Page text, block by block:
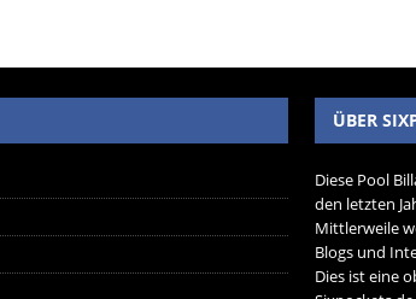
ÜBER
Diese Pool
den letzten
Mittlerweile
Blogs und
Dies ist eine